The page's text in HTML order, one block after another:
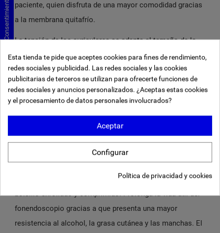
paciente, quien disfruta de una mayor comodidad gracias
a la membrana quitafrío.
La tensión de los auriculares se adapta al tamaño de la
cabeza de forma cómoda y sencilla juntando o separando
los tubos auditivos. Las olivas superblandas de
colocación a presión se ajustan a cualquier oído para
ofrecer un aislamiento acústico excelente y un ajuste
cómodo. Las olivas encajan firmemente en los extremos
de los tubos y, para una mayor seguridad, se requiere
cierto esfuerzo para retirarlas.
El resistente tubo de última generación conserva su
forma y flexibilidad incluso después de guardarlo en el
bolsillo enrollado y comprimido. Prolonga la vida útil del
fonendoscopio gracias a que presenta una mayor
resistencia al alcohol, la grasa cutánea y las manchas. El
Esta tienda te pide que aceptes cookies para fines de rendimiento,
redes sociales y publicidad. Las redes sociales y las cookies
publicitarias de terceros se utilizan para ofrecerte funciones de
redes sociales y anuncios personalizados. ¿Aceptas estas cookies
y el procesamiento de datos personales involucrados?
Aceptar
Configurar
Política de privacidad y cookies